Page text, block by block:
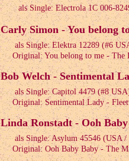
als Single: Electrola 1C 006-
Carly Simon - You belong
als Single: Elektra 12289 (#6
Original: You belong to me - The
Bob Welch - Sentimental
als Single: Capitol 4479 (#8
Original: Sentimental Lady -
Linda Ronstadt - Ooh
als Single: Asylum 45546 (USA
Original: Ooh Baby Baby - The